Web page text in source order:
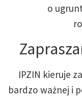
o
IPZIN kieruje
bardzo ważnej i